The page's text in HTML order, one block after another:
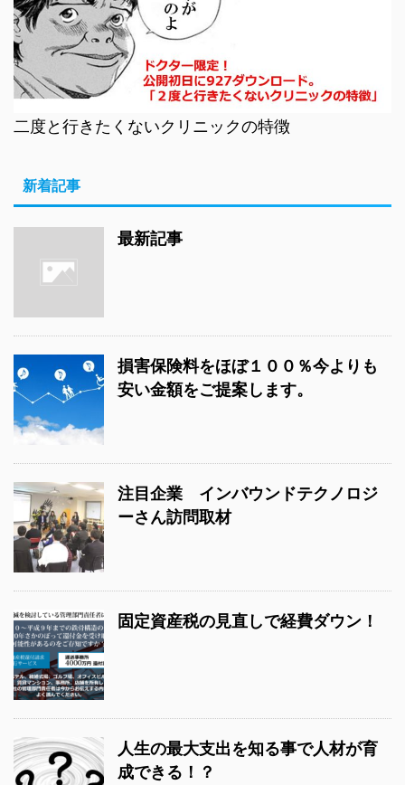
二度と行きたくないクリニックの特徴
新着記事
最新記事
損害保険料をほぼ１００％今よりも
安い金額をご提案します。
注目企業 インバウンドテクノロジ
ーさん訪問取材
固定資産税の見直しで経費ダウン！
人生の最大支出を知る事で人材が育
成できる！？